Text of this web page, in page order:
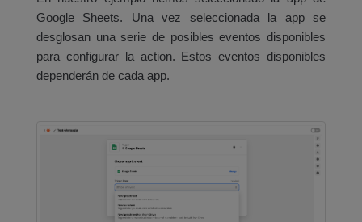
Google Sheets. Una vez seleccionada la app se
desglosan una serie de posibles eventos disponibles
para configurar la action. Estos eventos disponibles
dependerán de cada app.